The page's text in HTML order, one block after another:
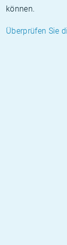
können.
Überprüfen Sie